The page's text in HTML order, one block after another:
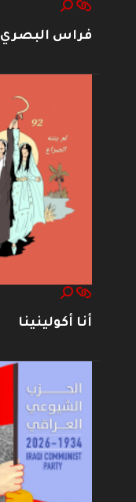
فراس البصري
أنا أكولينينا